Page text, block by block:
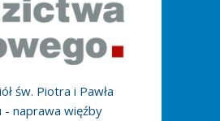
św. Piotra i Pawła
naprawa więźby